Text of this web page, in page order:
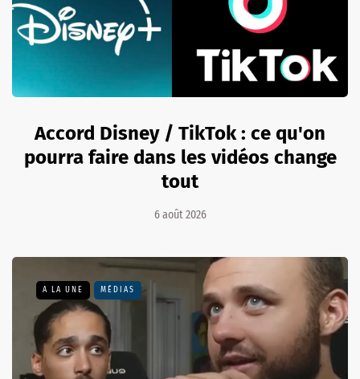
Accord Disney / TikTok : ce qu'on
pourra faire dans les vidéos change
tout
6 août 2026
A LA UNE MÉDIAS